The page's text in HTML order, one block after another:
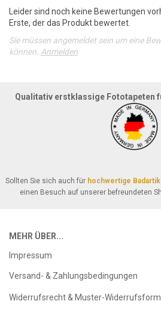
Leider sind noch keine Bewertungen
Erste, der das Produkt bewertet.
Sie müssen angemeldet sein um eine
können. Anmelden
Qualitativ erstklassige
Sollten Sie sich auch für hochwertige
einen Besuch auf unserer befreundeten
MEHR ÜBER...
Impressum
Versand- & Zahlungsbedingungen
Widerrufsrecht & Muster-